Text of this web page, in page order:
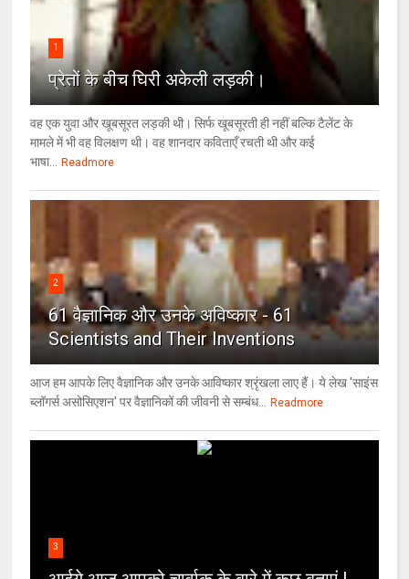
1
प्रेतों के बीच घिरी अकेली लड़की।
वह एक युवा और खूबसूरत लड़की थी। सिर्फ खूबसूरती ही नहीं बल्कि टैलेंट के
मामले में भी वह विलक्षण थी। वह शानदार कविताएँ रचती थी और कई
भाषा...
Readmore
2
61 वैज्ञानिक और उनके अविष्कार - 61
Scientists and Their Inventions
आज हम आपके लिए वैज्ञानिक और उनके आविष्कार श्रृंखला लाए हैं। ये लेख 'साइंस
ब्लॉगर्स असोसिएशन' पर वैज्ञा‍निकों की जीवनी से सम्बंध...
Readmore
3